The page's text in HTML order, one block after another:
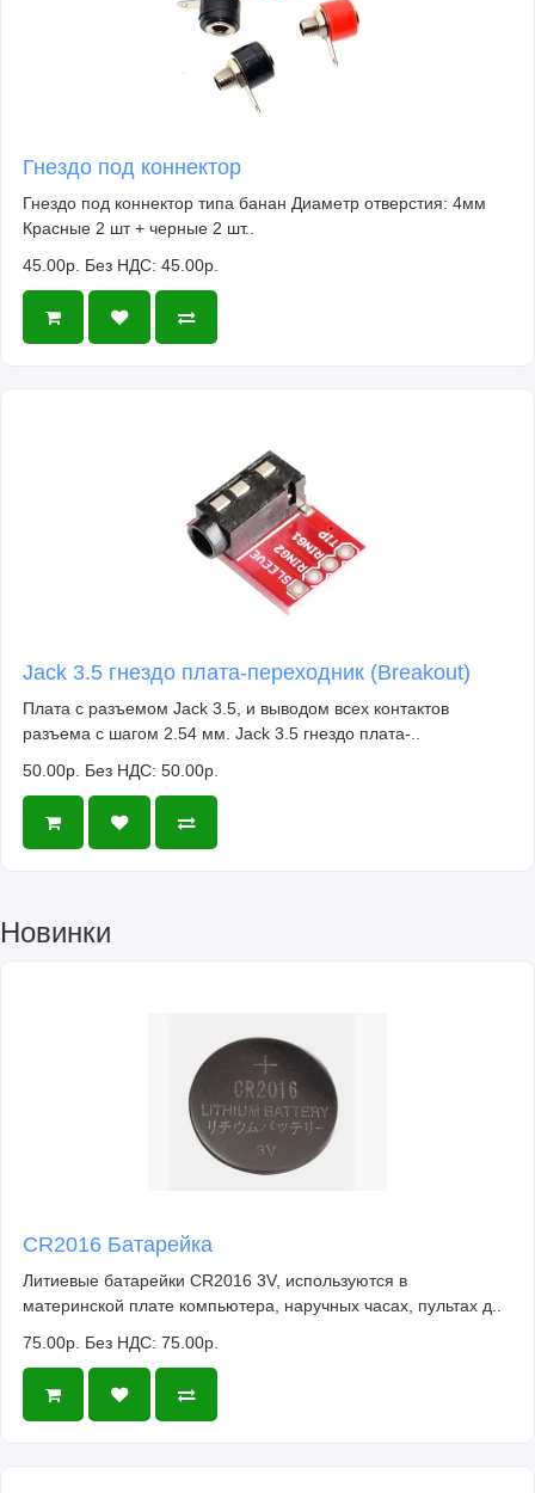
Гнездо под коннектор
Гнездо под коннектор типа банан Диаметр отверстия: 4мм
Красные 2 шт + черные 2 шт..
45.00р. Без НДС: 45.00р.
Jack 3.5 гнездо плата-переходник (Breakout)
Плата с разъемом Jack 3.5, и выводом всех контактов
разъема с шагом 2.54 мм. Jack 3.5 гнездо плата-..
50.00р. Без НДС: 50.00р.
Новинки
CR2016 Батарейка
Литиевые батарейки CR2016 3V, используются в
материнской плате компьютера, наручных часах, пультах д..
75.00р. Без НДС: 75.00р.